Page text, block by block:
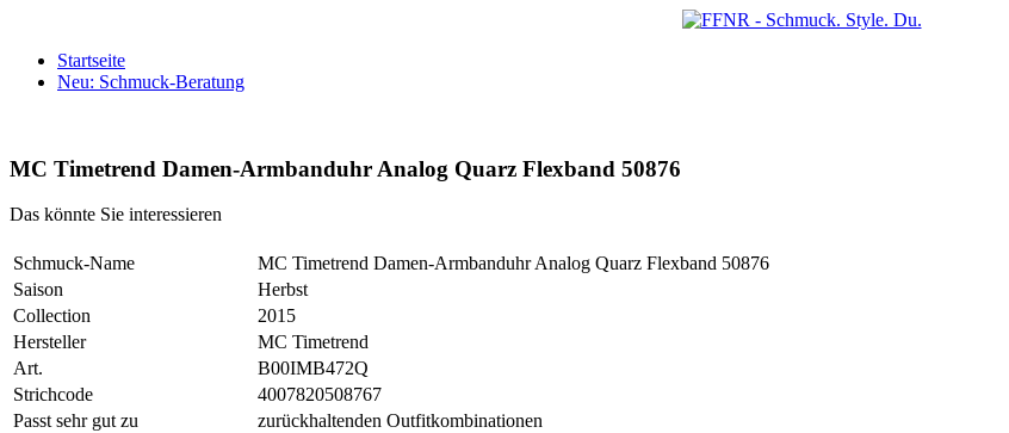
Startseite
Neu: Schmuck-Beratung
MC Timetrend Damen-Armbanduhr Analog Quarz Flexband 50876
Das könnte Sie interessieren
Schmuck-Name
MC Timetrend Damen-Armbanduhr Analog Quarz Flexband 50876
Saison
Herbst
Collection
2015
Hersteller
MC Timetrend
Art.
B00IMB472Q
Strichcode
4007820508767
Passt sehr gut zu
zurückhaltenden Outfitkombinationen